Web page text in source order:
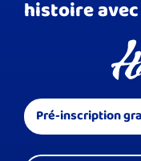
histoire
Pré-inscription